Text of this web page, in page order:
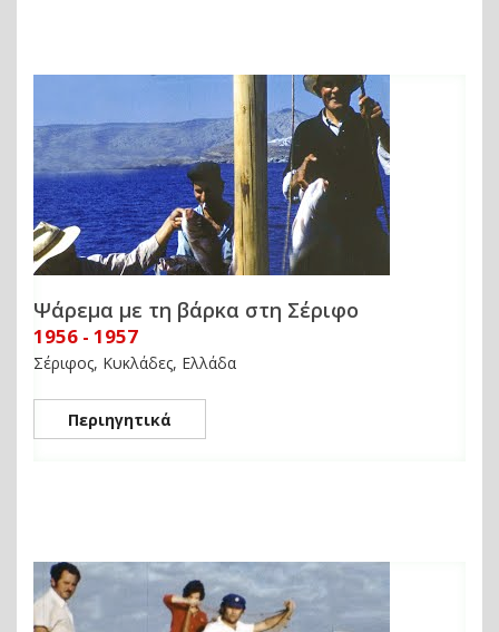
Ψάρεμα με τη βάρκα στη Σέριφο
1956 - 1957
Σέριφος, Κυκλάδες, Ελλάδα
Περιηγητικά